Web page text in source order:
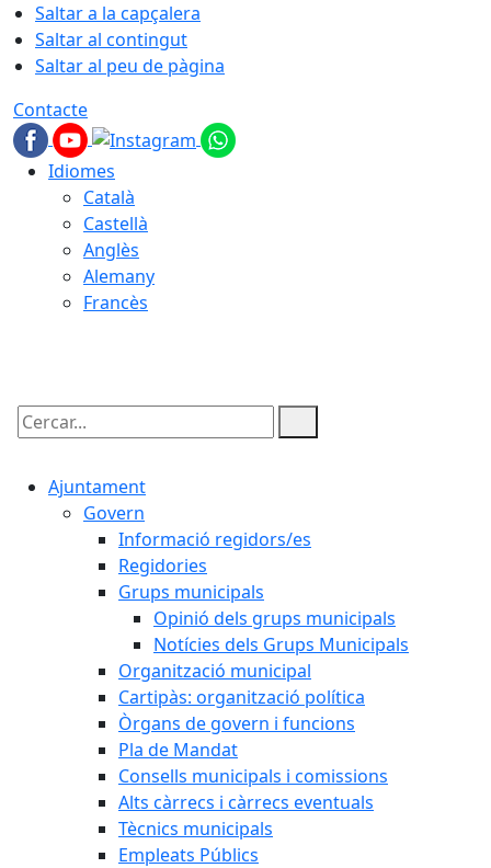
Saltar a la capçalera
Saltar al contingut
Saltar al peu de pàgina
Contacte
Idiomes
Català
Castellà
Anglès
Alemany
Francès
Cercar:
Ajuntament
Govern
Informació regidors/es
Regidories
Grups municipals
Opinió dels grups municipals
Notícies dels Grups Municipals
Organització municipal
Cartipàs: organització política
Òrgans de govern i funcions
Pla de Mandat
Consells municipals i comissions
Alts càrrecs i càrrecs eventuals
Tècnics municipals
Empleats Públics